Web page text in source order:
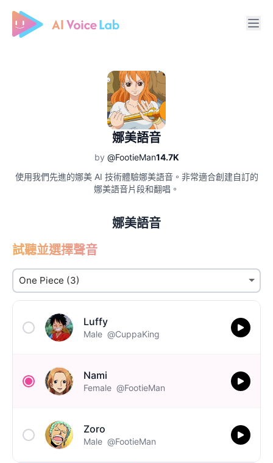
Free AI Cover & AI Voice Over
娜美語音
by @FootieMan14.7K
使用我們先進的娜美 AI 技術體驗娜美語音。非常適合創建自訂的
娜美語音片段和翻唱。
娜美語音
試聽並選擇聲音
Luffy
Male @CuppaKing
Nami
Female @FootieMan
Zoro
Male @FootieMan